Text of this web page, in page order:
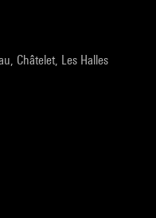
Châtelet, Les Halles